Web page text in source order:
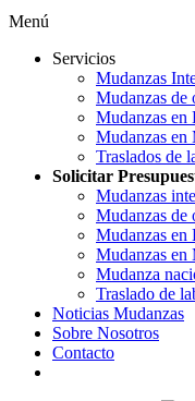
Menú
Servicios
Mudanzas
Mudanzas de
Mudanzas en
Mudanzas en
Traslados de
Solicitar
Mudanzas
Mudanzas de
Mudanzas en
Mudanzas en
Mudanza
Traslado de
Noticias Mudanzas
Sobre Nosotros
Contacto